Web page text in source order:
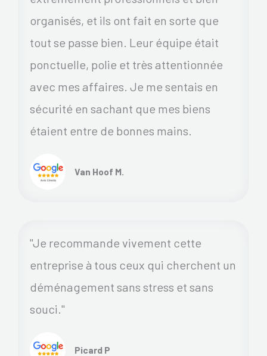
organisés, et ils ont fait en sorte que
tout se passe bien. Leur équipe était
ponctuelle, polie et très attentionnée
avec mes affaires. Je me sentais en
sécurité en sachant que mes biens
étaient entre de bonnes mains.
Van Hoof M.
"Je recommande vivement cette
entreprise à tous ceux qui cherchent un
déménagement sans stress et sans
souci."
Picard P